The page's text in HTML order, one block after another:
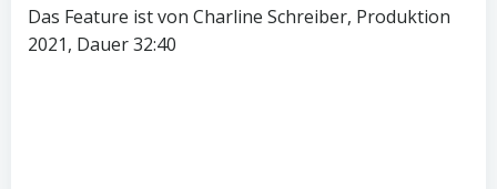
Das Feature ist von Charline Schreiber, Produktion
2021, Dauer 32:40